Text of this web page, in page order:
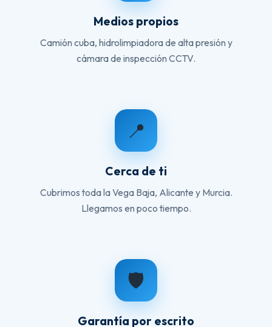
Medios propios
Camión cuba, hidrolimpiadora de alta presión y
cámara de inspección CCTV.
📍
Cerca de ti
Cubrimos toda la Vega Baja, Alicante y Murcia.
Llegamos en poco tiempo.
🛡️
Garantía por escrito